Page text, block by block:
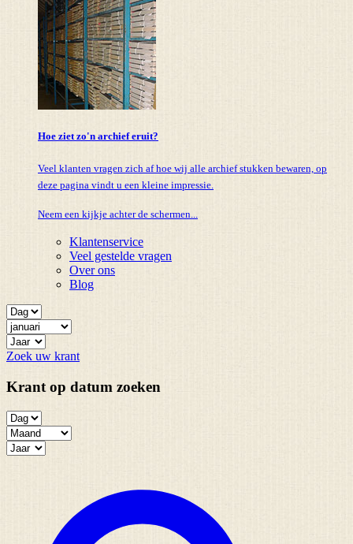
Hoe ziet zo'n archief eruit?
Veel klanten vragen zich af hoe wij alle archief stukken bewaren, op
deze pagina vindt u een kleine impressie.
Neem een kijkje achter de schermen...
Klantenservice
Veel gestelde vragen
Over ons
Blog
Zoek uw krant
Krant op datum zoeken